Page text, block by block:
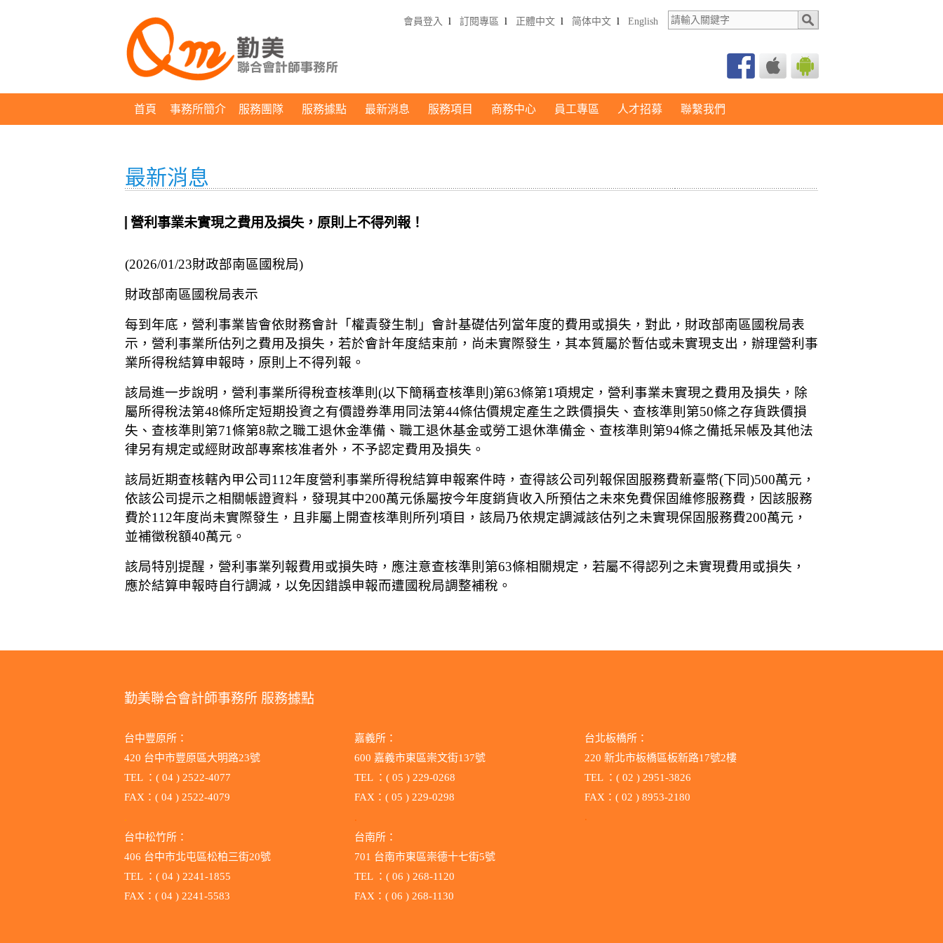
會員登入 l 訂閱專區 l 正體中文 l 简体中文 l English
首頁 事務所簡介 服務團隊 服務據點 最新消息 服務項目 商務中心 員工專區 人才招募 聯繫我們
最新消息
營利事業未實現之費用及損失，原則上不得列報！
(2026/01/23財政部南區國稅局)
財政部南區國稅局表示
每到年底，營利事業皆會依財務會計「權責發生制」會計基礎估列當年度的費用或損失，對此，財政部南區國稅局表
示，營利事業所估列之費用及損失，若於會計年度結束前，尚未實際發生，其本質屬於暫估或未實現支出，辦理營利事
業所得稅結算申報時，原則上不得列報。
該局進一步說明，營利事業所得稅查核準則(以下簡稱查核準則)第63條第1項規定，營利事業未實現之費用及損失，除
屬所得稅法第48條所定短期投資之有價證券準用同法第44條估價規定產生之跌價損失、查核準則第50條之存貨跌價損
失、查核準則第71條第8款之職工退休金準備、職工退休基金或勞工退休準備金、查核準則第94條之備抵呆帳及其他法
律另有規定或經財政部專案核准者外，不予認定費用及損失。
該局近期查核轄內甲公司112年度營利事業所得稅結算申報案件時，查得該公司列報保固服務費新臺幣(下同)500萬元，
依該公司提示之相關帳證資料，發現其中200萬元係屬按今年度銷貨收入所預估之未來免費保固維修服務費，因該服務
費於112年度尚未實際發生，且非屬上開查核準則所列項目，該局乃依規定調減該估列之未實現保固服務費200萬元，
並補徵稅額40萬元。
該局特別提醒，營利事業列報費用或損失時，應注意查核準則第63條相關規定，若屬不得認列之未實現費用或損失，
應於結算申報時自行調減，以免因錯誤申報而遭國稅局調整補稅。
勤美聯合會計師事務所 服務據點
台中豐原所：
420 台中市豐原區大明路23號
TEL ：( 04 ) 2522-4077
FAX：( 04 ) 2522-4079
.
台中松竹所：
406 台中市北屯區松柏三街20號
TEL ：( 04 ) 2241-1855
FAX：( 04 ) 2241-5583
嘉義所：
600 嘉義市東區崇文街137號
TEL ：( 05 ) 229-0268
FAX：( 05 ) 229-0298
.
台南所：
701 台南市東區崇德十七街5號
TEL ：( 06 ) 268-1120
FAX：( 06 ) 268-1130
台北板橋所：
220 新北市板橋區板新路17號2樓
TEL ：( 02 ) 2951-3826
FAX：( 02 ) 8953-2180
.